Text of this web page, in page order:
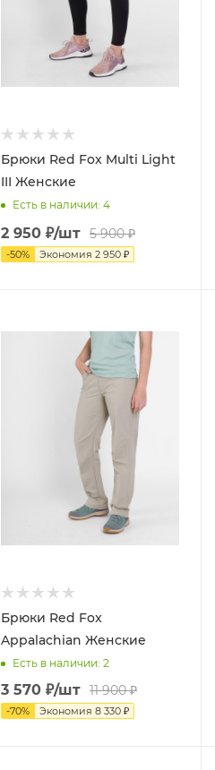
Брюки Red Fox Multi Light
III Женские
Есть в наличии: 4
2 950 ₽/шт 5 900₽
-50% Экономия 2 950 ₽
Брюки Red Fox
Appalachian Женские
Есть в наличии: 2
3 570 ₽/шт 11 900₽
-70% Экономия 8 330 ₽